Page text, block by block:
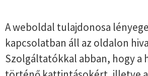
A weboldal tulajdonosa
kapcsolatban áll az oldalon
Szolgáltatókkal abban, hogy a